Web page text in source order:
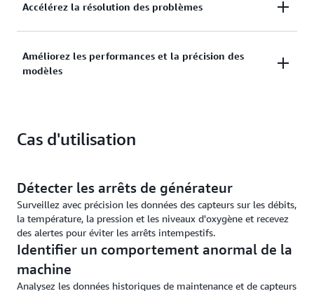
surveillance automatique des équipements qui
repère les capteurs défaillants.
Accélérez la résolution des problèmes
notifications immédiates et des actions
automatiques lorsque des anomalies sont détectées.
Améliorez les performances et la précision des
modèles
retour d'information des anomalies.
Cas d'utilisation
Détecter les arrêts de générateur
Surveillez avec précision les données des capteurs sur les débits,
la température, la pression et les niveaux d'oxygène et recevez
des alertes pour éviter les arrêts intempestifs.
Identifier un comportement anormal de la
machine
Analysez les données historiques de maintenance et de capteurs